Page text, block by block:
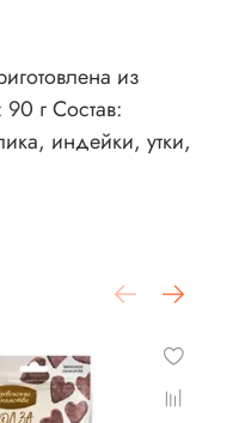
из
г Состав:
индейки, утки,